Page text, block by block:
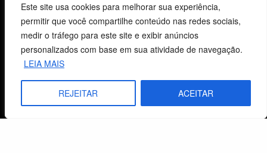
Este site usa cookies para melhorar sua experiência,
permitir que você compartilhe conteúdo nas redes sociais,
medir o tráfego para este site e exibir anúncios
personalizados com base em sua atividade de navegação.
LEIA MAIS
REJEITAR ACEITAR
vendas@cebi.org.br
comunicacao@cebi.org.br
WhatsApp / Vendas
+55 (51) 99734-4518
+55 (51) 99799-3041